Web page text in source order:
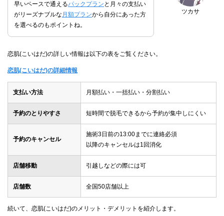
ツカサ
早いペースで通えるパックプラン と月々の支払い
がリーズナブルな 月額プランから自分にあった方
を選べるのもポイントね。
恋肌(こいはだ)の詳しい情報は以下の表をご覧ください。
恋肌(こいはだ)の詳細情報
支払い方法 月額払い・一括払い・分割払い
予約のとりやすさ 短時間で脱毛できるから予約が集中しにくい
予約のキャンセル
施術3日前の13:00までに連絡必須
以降のキャンセルは1回消化
店舗移動 引越しなどの際には可
店舗数 全国50店舗以上
続いて、恋肌(こいはだ)のメリット・デメリットを紹介します。